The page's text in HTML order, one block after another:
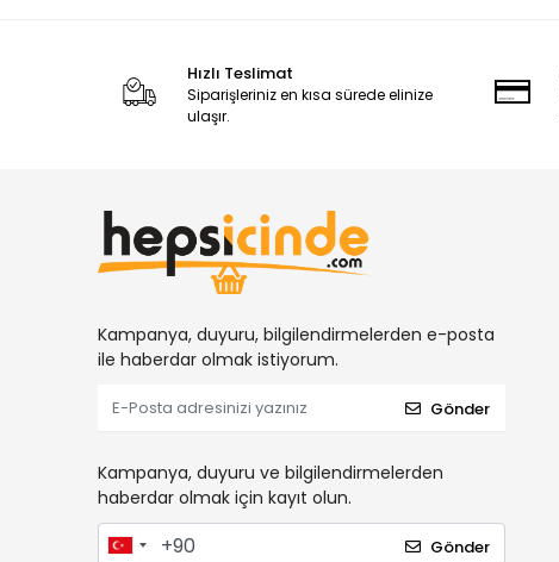
Hızlı Teslimat
Siparişleriniz en kısa sürede elinize
ulaşır.
Kampanya, duyuru, bilgilendirmelerden e-posta
ile haberdar olmak istiyorum.
Gönder
Kampanya, duyuru ve bilgilendirmelerden
haberdar olmak için kayıt olun.
Gönder